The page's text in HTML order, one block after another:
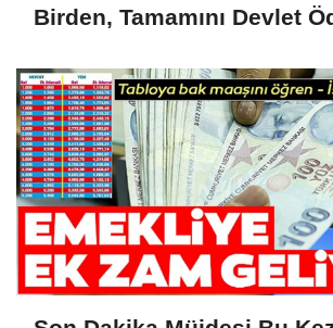
Birden, Tamamını Devlet